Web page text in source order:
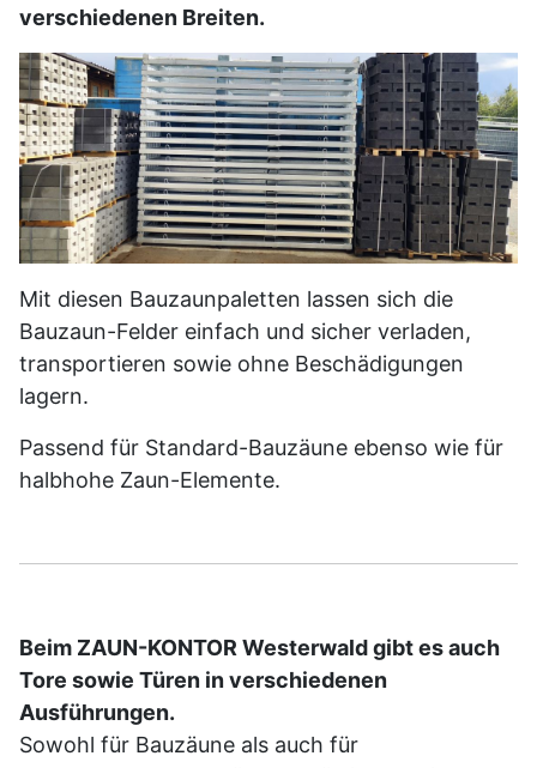
verschiedenen Breiten.
Mit diesen Bauzaunpaletten lassen sich die
Bauzaun-Felder einfach und sicher verladen,
transportieren sowie ohne Beschädigungen
lagern.
Passend für Standard-Bauzäune ebenso wie für
halbhohe Zaun-Elemente.
Beim ZAUN-KONTOR Westerwald gibt es auch
Tore sowie Türen in verschiedenen
Ausführungen.
Sowohl für Bauzäune als auch für